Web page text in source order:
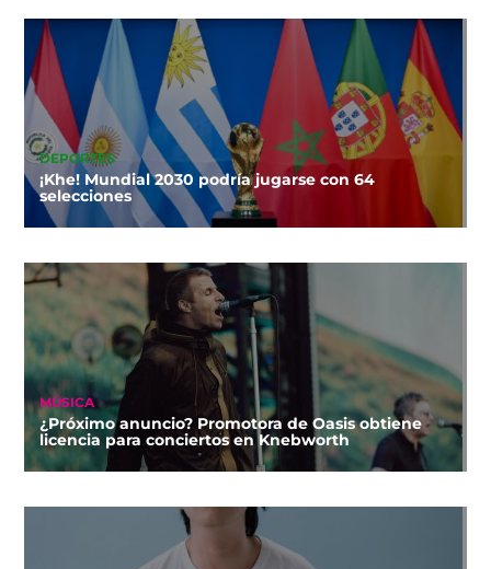
DEPORTES
¡Khe! Mundial 2030 podría jugarse con 64
selecciones
MÚSICA
¿Próximo anuncio? Promotora de Oasis obtiene
licencia para conciertos en Knebworth